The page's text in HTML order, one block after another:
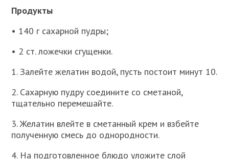
Продукты
• 140 г сахарной пудры;
• 2 ст. ложечки сгущенки.
1. Залейте желатин водой, пусть постоит минут 10.
2. Сахарную пудру соедините со сметаной,
тщательно перемешайте.
3. Желатин влейте в сметанный крем и взбейте
полученную смесь до однородности.
4. На подготовленное блюдо уложите слой